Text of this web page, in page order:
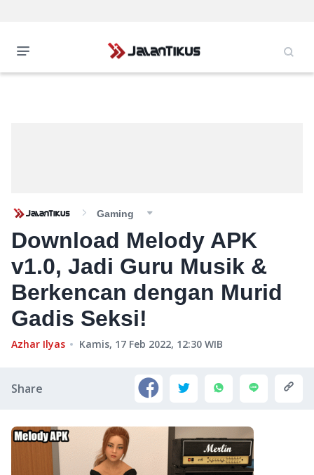
Gaming
Download Melody APK
v1.0, Jadi Guru Musik &
Berkencan dengan Murid
Gadis Seksi!
Azhar Ilyas Kamis, 17 Feb 2022, 12:30 WIB
Share